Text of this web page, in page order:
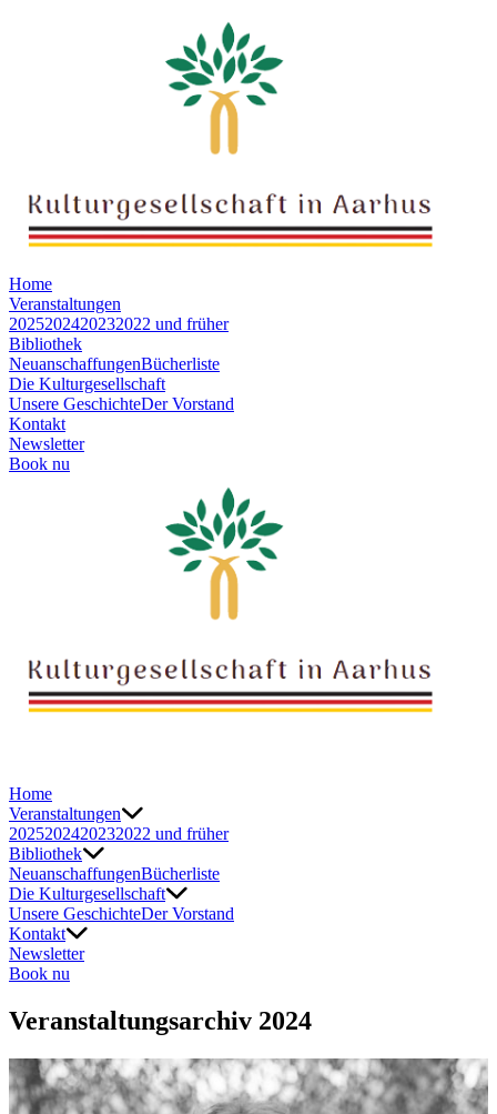
Home
Veranstaltungen
2025202420232022 und früher
Bibliothek
NeuanschaffungenBücherliste
Die Kulturgesellschaft
Unsere GeschichteDer Vorstand
Kontakt
Newsletter
Book nu
Home
Veranstaltungen
2025202420232022 und früher
Bibliothek
NeuanschaffungenBücherliste
Die Kulturgesellschaft
Unsere GeschichteDer Vorstand
Kontakt
Newsletter
Book nu
Veranstaltungsarchiv 2024